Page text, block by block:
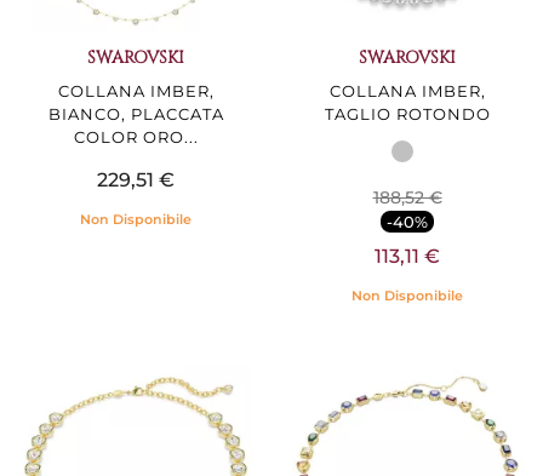
SWAROVSKI
COLLANA IMBER,
BIANCO, PLACCATA
COLOR ORO...
229,51 €
Non Disponibile
SWAROVSKI
COLLANA IMBER,
TAGLIO ROTONDO
188,52 €
-40%
113,11 €
Non Disponibile